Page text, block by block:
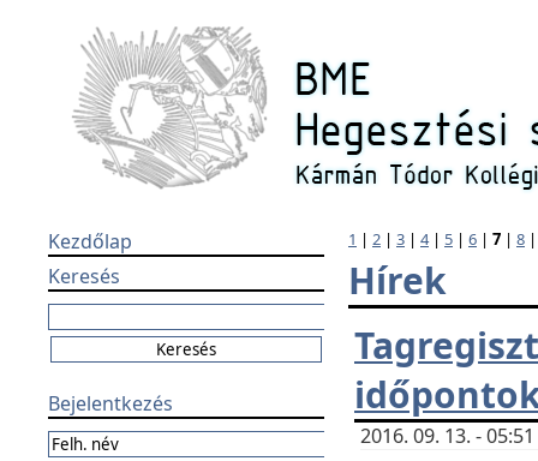
Kezdőlap
Keresés
Bejelentkezés
1 | 2 | 3 | 4| 5 | 6 | 7 | 8
Hírek
2016. 09. 13. -